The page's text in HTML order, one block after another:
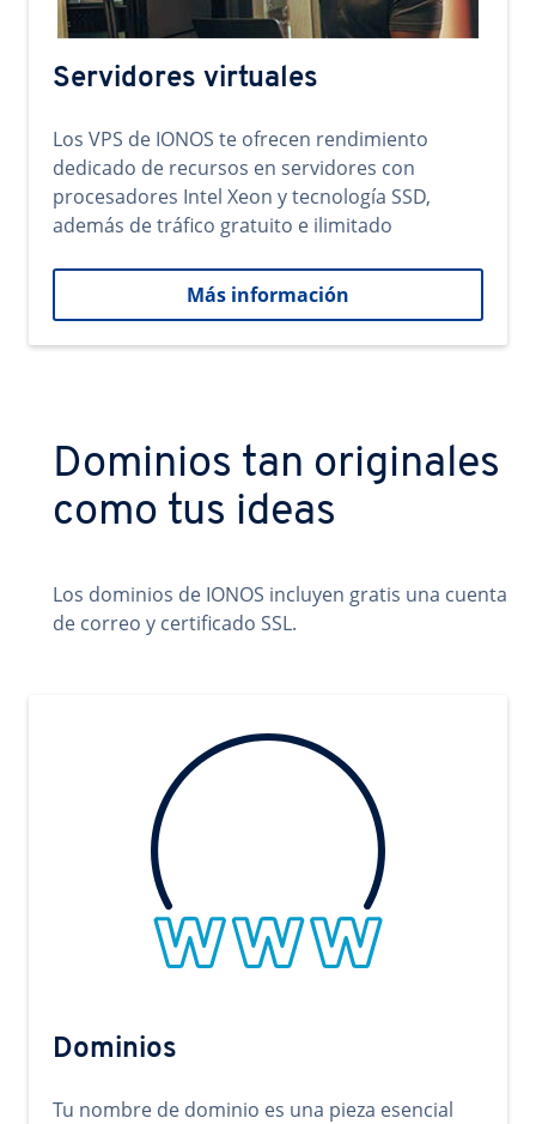
Servidores virtuales
Los VPS de IONOS te ofrecen rendimiento
dedicado de recursos en servidores con
procesadores Intel Xeon y tecnología SSD,
además de tráfico gratuito e ilimitado
Más información
Dominios tan originales
como tus ideas
Los dominios de IONOS incluyen gratis una cuenta
de correo y certificado SSL.
Dominios
Tu nombre de dominio es una pieza esencial